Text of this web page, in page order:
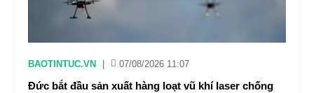
BAOTINTUC.VN 07/08/2026 11:07
Đức bắt đầu sản xuất hàng loạt vũ khí laser chống